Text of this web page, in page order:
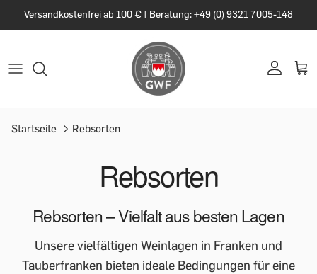
Versandkostenfrei ab 100 € | Beratung: +49 (0) 9321 7005-148
Startseite Rebsorten
Rebsorten
Rebsorten – Vielfalt aus besten Lagen
Unsere vielfältigen Weinlagen in Franken und
Tauberfranken bieten ideale Bedingungen für eine